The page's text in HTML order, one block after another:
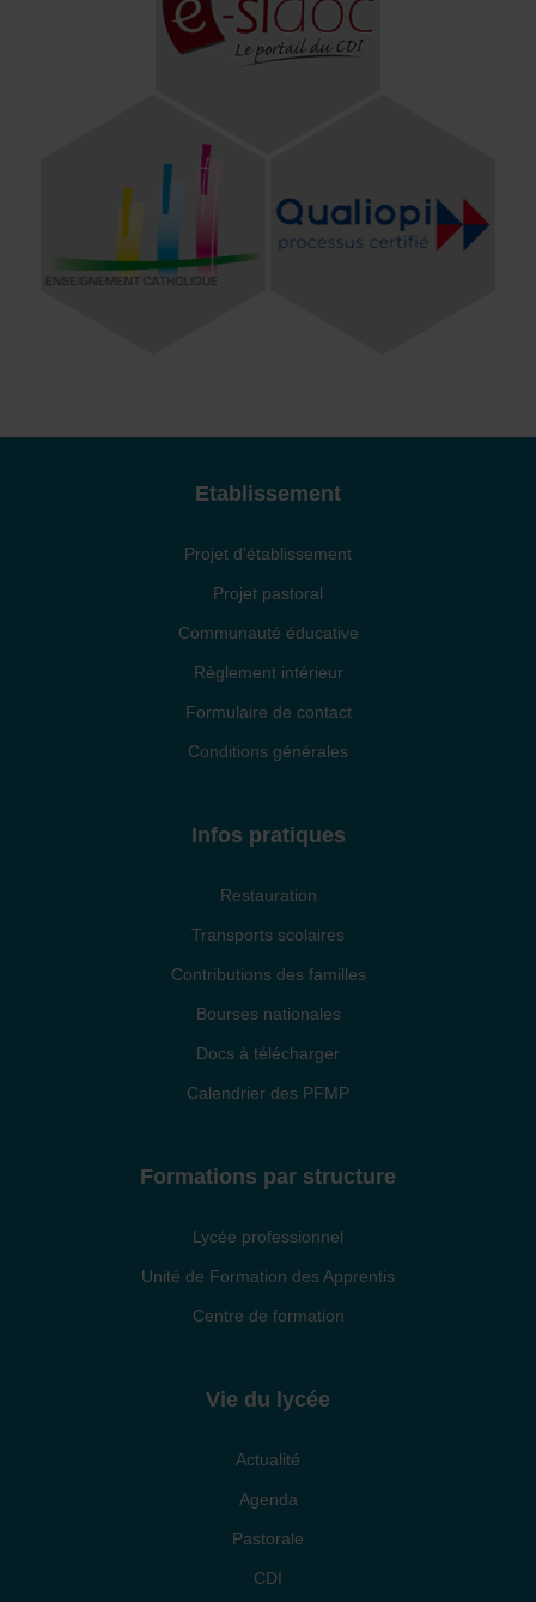
Etablissement
Projet d'établissement
Projet pastoral
Communauté éducative
Règlement intérieur
Formulaire de contact
Conditions générales
Infos pratiques
Restauration
Transports scolaires
Contributions des familles
Bourses nationales
Docs à télécharger
Calendrier des PFMP
Formations par structure
Lycée professionnel
Unité de Formation des Apprentis
Centre de formation
Vie du lycée
Actualité
Agenda
Pastorale
CDI